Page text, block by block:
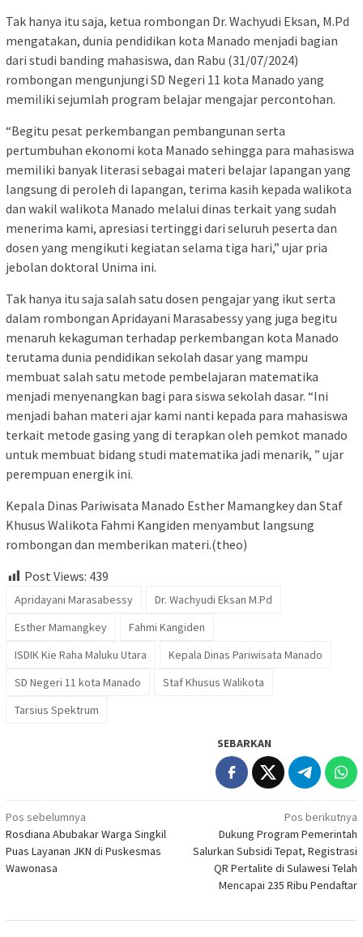
Tak hanya itu saja, ketua rombongan Dr. Wachyudi Eksan, M.Pd
mengatakan, dunia pendidikan kota Manado menjadi bagian
dari studi banding mahasiswa, dan Rabu (31/07/2024)
rombongan mengunjungi SD Negeri 11 kota Manado yang
memiliki sejumlah program belajar mengajar percontohan.
“Begitu pesat perkembangan pembangunan serta
pertumbuhan ekonomi kota Manado sehingga para mahasiswa
memiliki banyak literasi sebagai materi belajar lapangan yang
langsung di peroleh di lapangan, terima kasih kepada walikota
dan wakil walikota Manado melalui dinas terkait yang sudah
menerima kami, apresiasi tertinggi dari seluruh peserta dan
dosen yang mengikuti kegiatan selama tiga hari,” ujar pria
jebolan doktoral Unima ini.
Tak hanya itu saja salah satu dosen pengajar yang ikut serta
dalam rombongan Apridayani Marasabessy yang juga begitu
menaruh kekaguman terhadap perkembangan kota Manado
terutama dunia pendidikan sekolah dasar yang mampu
membuat salah satu metode pembelajaran matematika
menjadi menyenangkan bagi para siswa sekolah dasar. “Ini
menjadi bahan materi ajar kami nanti kepada para mahasiswa
terkait metode gasing yang di terapkan oleh pemkot manado
untuk membuat bidang studi matematika jadi menarik, ” ujar
perempuan energik ini.
Kepala Dinas Pariwisata Manado Esther Mamangkey dan Staf
Khusus Walikota Fahmi Kangiden menyambut langsung
rombongan dan memberikan materi.(theo)
Post Views: 439
Apridayani Marasabessy
Dr. Wachyudi Eksan M.Pd
Esther Mamangkey
Fahmi Kangiden
ISDIK Kie Raha Maluku Utara
Kepala Dinas Pariwisata Manado
SD Negeri 11 kota Manado
Staf Khusus Walikota
Tarsius Spektrum
SEBARKAN
Navigasi
pos
Pos sebelumnya
Rosdiana Abubakar Warga Singkil
Puas Layanan JKN di Puskesmas
Wawonasa
Pos berikutnya
Dukung Program Pemerintah
Salurkan Subsidi Tepat, Registrasi
QR Pertalite di Sulawesi Telah
Mencapai 235 Ribu Pendaftar